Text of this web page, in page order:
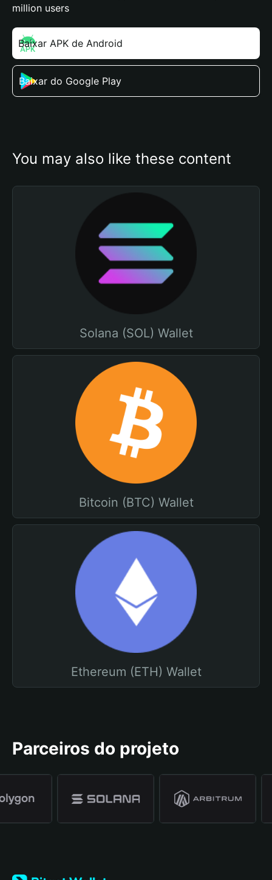
million users
Baixar APK de Android
Baixar do Google Play
You may also like these content
Solana (SOL) Wallet
Bitcoin (BTC) Wallet
Ethereum (ETH) Wallet
Parceiros do projeto